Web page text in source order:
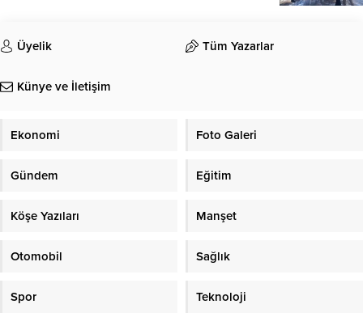
Üyelik Tüm Yazarlar
Künye ve İletişim
Ekonomi Foto Galeri
Gündem Eğitim
Köşe Yazıları Manşet
Otomobil Sağlık
Spor Teknoloji